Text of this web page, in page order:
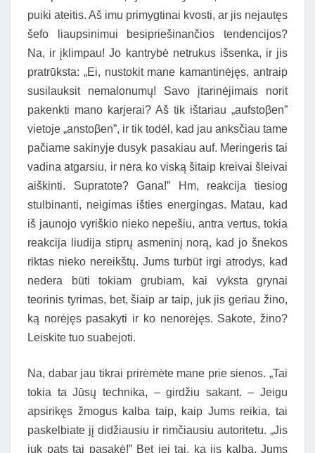
puiki ateitis. Aš imu primygtinai kvosti, ar jis nejautęs
šefo liaupsinimui besipriešinančios tendencijos?
Na, ir įklimpau! Jo kantrybė netrukus išsenka, ir jis
pratrūksta: „Ei, nustokit mane kamantinėjęs, antraip
susilauksit nemalonumų! Savo įtarinėjimais norit
pakenkti mano karjerai? Aš tik ištariau „aufstoβen”
vietoje „anstoβen”, ir tik todėl, kad jau anksčiau tame
pačiame sakinyje dusyk pasakiau auf. Meringeris tai
vadina atgarsiu, ir nėra ko viską šitaip kreivai šleivai
aiškinti. Supratote? Gana!” Hm, reakcija tiesiog
stulbinanti, neigimas išties energingas. Matau, kad
iš jaunojo vyriškio nieko nepešiu, antra vertus, tokia
reakcija liudija stiprų asmeninį norą, kad jo šnekos
riktas nieko nereikštų. Jums turbūt irgi atrodys, kad
nedera būti tokiam grubiam, kai vyksta grynai
teorinis tyrimas, bet, šiaip ar taip, juk jis geriau žino,
ką norėjęs pasakyti ir ko nenorėjęs. Sakote, žino?
Leiskite tuo suabejoti.
Na, dabar jau tikrai prirėmėte mane prie sienos. „Tai
tokia ta Jūsų technika, – girdžiu sakant. – Jeigu
apsirikęs žmogus kalba taip, kaip Jums reikia, tai
paskelbiate jį didžiausiu ir rimčiausiu autoritetu. „Jis
juk pats tai pasakė!” Bet jei tai, ką jis kalba, Jums